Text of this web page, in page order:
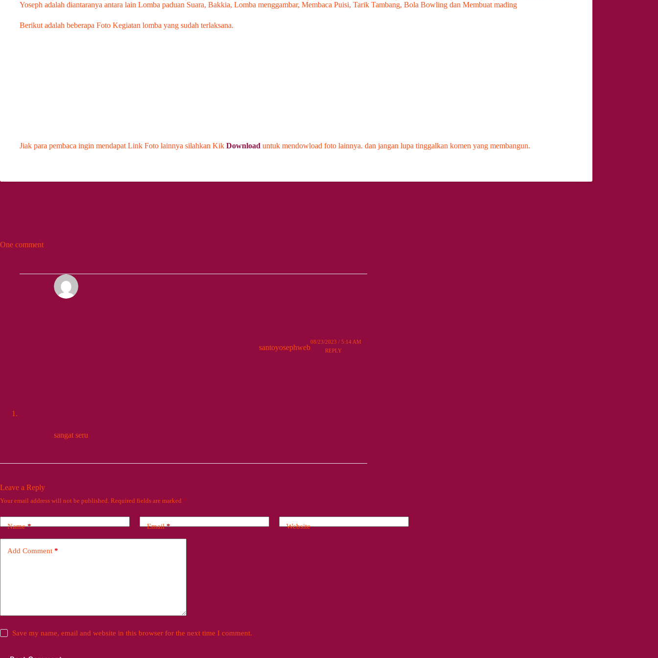
Yoseph adalah diantaranya antara lain Lomba paduan Suara, Bakkia, Lomba menggambar, Membaca Puisi, Tarik Tambang, Bola Bowling dan Membuat mading
Berikut adalah beberapa Foto Kegiatan lomba yang sudah terlaksana.
Jiak para pembaca ingin mendapat Link Foto lainnya silahkan Kik Download untuk mendowload foto lainnya. dan jangan lupa tinggalkan komen yang membangun.
One comment
santoyosephweb
08/23/2023 / 5:14 AM
REPLY
sangat seru
Leave a Reply
Your email address will not be published. Required fields are marked *
Name* Email* Website
Add Comment *
Save my name, email and website in this browser for the next time I comment.